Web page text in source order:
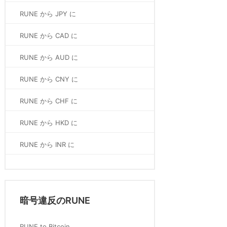
RUNE から JPY に
RUNE から CAD に
RUNE から AUD に
RUNE から CNY に
RUNE から CHF に
RUNE から HKD に
RUNE から INR に
暗号違反のRUNE